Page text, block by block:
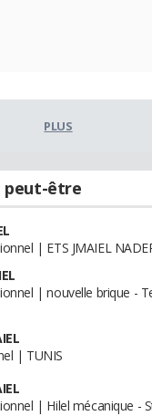
PLUS
peut-être
| ETS JMAIEL
| nouvelle brique -
| TUNIS
| Hilel mécanique -